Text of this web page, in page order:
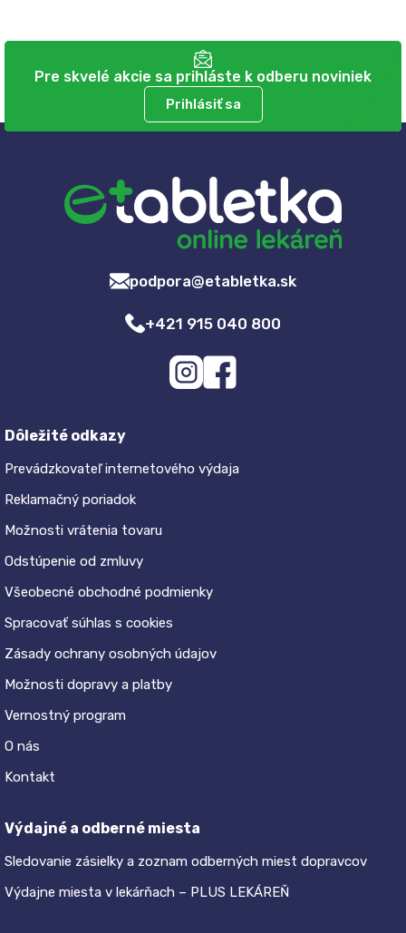
Pre skvelé akcie sa prihláste k odberu noviniek
Prihlásiť sa
podpora@etabletka.sk
+421 915 040 800
Dôležité odkazy
Prevádzkovateľ internetového výdaja
Reklamačný poriadok
Možnosti vrátenia tovaru
Odstúpenie od zmluvy
Všeobecné obchodné podmienky
Spracovať súhlas s cookies
Zásady ochrany osobných údajov
Možnosti dopravy a platby
Vernostný program
O nás
Kontakt
Výdajné a odberné miesta
Sledovanie zásielky a zoznam odberných miest dopravcov
Výdajne miesta v lekárňach – PLUS LEKÁREŇ